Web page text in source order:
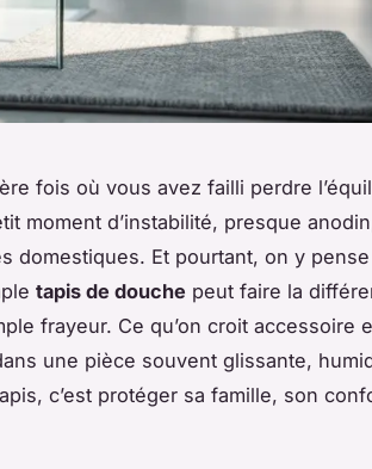
fois où vous avez failli perdre
moment d’instabilité, presque
domestiques. Et pourtant, on y
tapis de douche peut faire la
frayeur. Ce qu’on croit accessoire
une pièce souvent glissante,
c’est protéger sa famille, son